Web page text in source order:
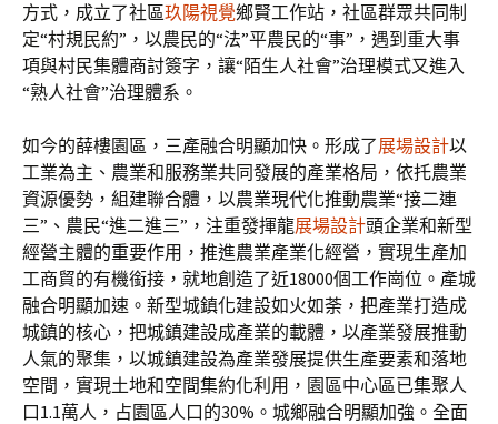
方式，成立了社區玖陽視覺鄉賢工作站，社區群眾共同制
定“村規民約”，以農民的“法”平農民的“事”，遇到重大事
項與村民集體商討簽字，讓“陌生人社會”治理模式又進入
“熟人社會”治理體系。
如今的薛樓園區，三產融合明顯加快。形成了展場設計以
工業為主、農業和服務業共同發展的產業格局，依托農業
資源優勢，組建聯合體，以農業現代化推動農業“接二連
三”、農民“進二進三”，注重發揮龍展場設計頭企業和新型
經營主體的重要作用，推進農業產業化經營，實現生產加
工商貿的有機銜接，就地創造了近18000個工作崗位。產城
融合明顯加速。新型城鎮化建設如火如荼，把產業打造成
城鎮的核心，把城鎮建設成產業的載體，以產業發展推動
人氣的聚集，以城鎮建設為產業發展提供生產要素和落地
空間，實現土地和空間集約化利用，園區中心區已集聚人
口1.1萬人，占園區人口的30%。城鄉融合明顯加強。全面